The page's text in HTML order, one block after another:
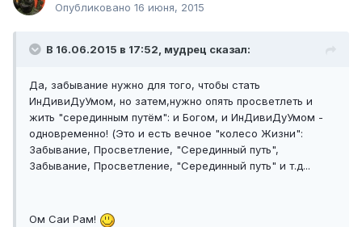
Опубликовано 16 июня, 2015
В 16.06.2015 в 17:52, мудрец сказал:
Да, забывание нужно для того, чтобы стать
ИнДивиДуУмом, но затем,нужно опять просветлеть и
жить "серединным путём": и Богом, и ИнДивиДуУмом -
одновременно! (Это и есть вечное "колесо Жизни":
Забывание, Просветление, "Серединный путь",
Забывание, Просветление, "Серединный путь" и т.д...
Ом Саи Рам!